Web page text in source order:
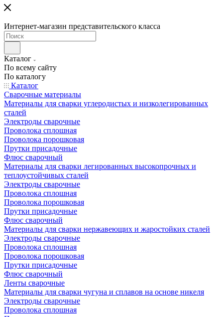
Интернет-магазин представительского класса
Каталог
По всему сайту
По каталогу
Каталог
Сварочные материалы
Материалы для сварки углеродистых и низколегированных
сталей
Электроды сварочные
Проволока сплошная
Проволока порошковая
Прутки присадочные
Флюс сварочный
Материалы для сварки легированных высокопрочных и
теплоустойчивых сталей
Электроды сварочные
Проволока сплошная
Проволока порошковая
Прутки присадочные
Флюс сварочный
Материалы для сварки нержавеющих и жаростойких сталей
Электроды сварочные
Проволока сплошная
Проволока порошковая
Прутки присадочные
Флюс сварочный
Ленты сварочные
Материалы для сварки чугуна и сплавов на основе никеля
Электроды сварочные
Проволока сплошная